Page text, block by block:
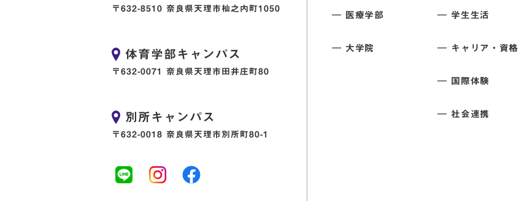
〒632-8510 奈良県天理市杣之内町1050
体育学部キャンパス
〒632-0071 奈良県天理市田井庄町80
別所キャンパス
〒632-0018 奈良県天理市別所町80-1
医療学部
大学院
学生生活
キャリア・資
国際体験
社会連携